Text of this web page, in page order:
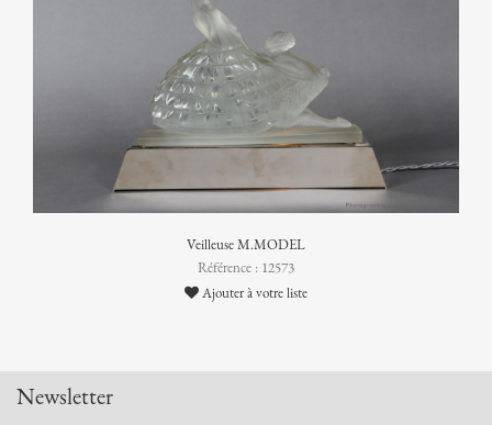
Veilleuse M.MODEL
Référence : 12573
Ajouter à votre liste
Newsletter